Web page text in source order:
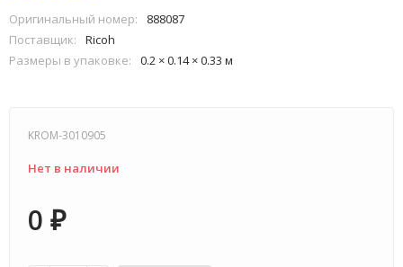
Оригинальный номер:
888087
Поставщик:
Ricoh
Размеры в упаковке:
0.2 × 0.14 × 0.33 м
KROM-3010905
Нет в наличии
0 ₽